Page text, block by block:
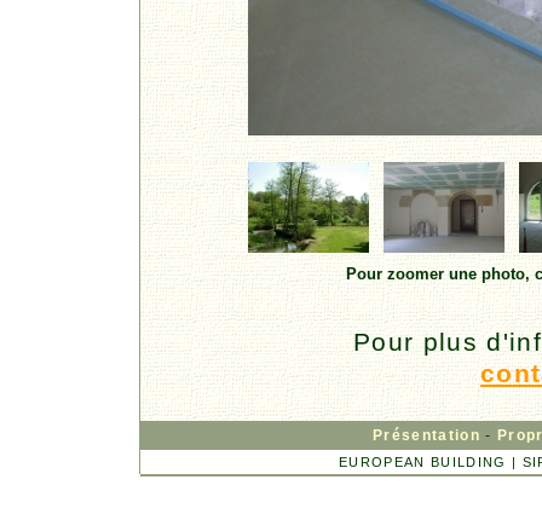
Pour zoomer une photo,
Pour plus
Présentation -
EUROPEAN BUILDING |